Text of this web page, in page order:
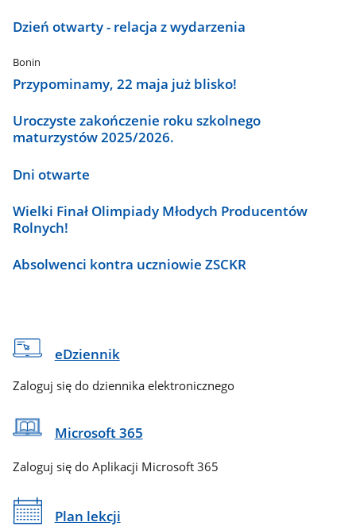
Dzień otwarty - relacja z wydarzenia
Bonin
Przypominamy, 22 maja już blisko!
Uroczyste zakończenie roku szkolnego
maturzystów 2025/2026.
Dni otwarte
Wielki Finał Olimpiady Młodych Producentów
Rolnych!
Absolwenci kontra uczniowie ZSCKR
eDziennik
Zaloguj się do dziennika elektronicznego
Microsoft 365
Zaloguj się do Aplikacji Microsoft 365
Plan lekcji